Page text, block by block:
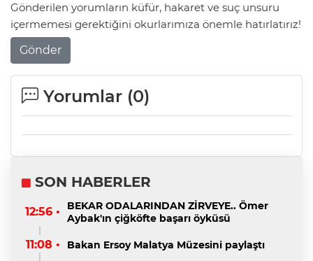
Gönderilen yorumların küfür, hakaret ve suç unsuru
içermemesi gerektiğini okurlarımıza önemle hatırlatırız!
Gönder
Yorumlar (0)
SON HABERLER
12:56 •
BEKAR ODALARINDAN ZİRVEYE.. Ömer
Aybak'ın çiğköfte başarı öyküsü
11:08 • Bakan Ersoy Malatya Müzesini paylaştı